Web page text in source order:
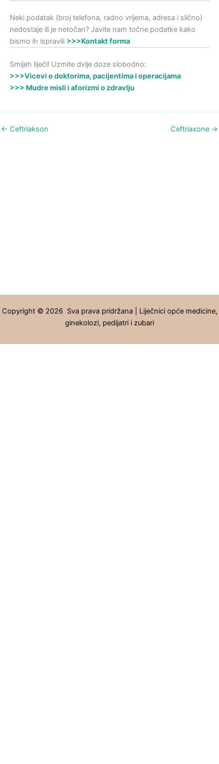
Neki podatak (broj telefona, radno vrijema, adresa i slično)
nedostaje ili je netočan? Javite nam točne podatke kako
bismo ih ispravili >>>Kontakt forma
Smijeh liječi! Uzmite dvije doze slobodno:
>>>Vicevi o doktorima, pacijentima i operacijama
>>> Mudre misli i aforizmi o zdravlju
← Ceftriakson Ceftriaxone →
Copyright © 2026 Sva prava pridržana | Liječnici opće medicine,
ginekolozi, pedijatri i zubari